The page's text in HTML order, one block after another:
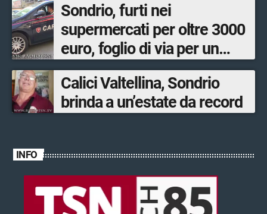
Sondrio, furti nei
supermercati per oltre 3000
euro, foglio di via per un
ventinovenne
Calici Valtellina, Sondrio
brinda a un’estate da record
INFO